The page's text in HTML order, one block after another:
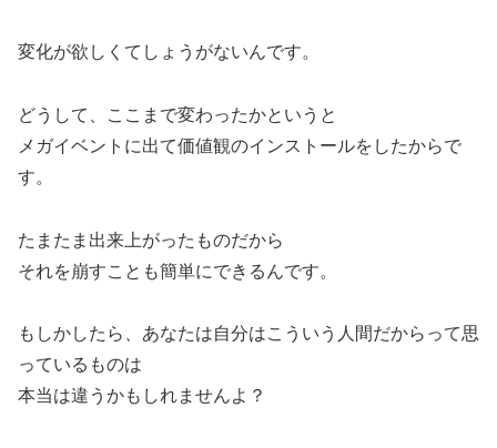
変化が欲しくてしょうがないんです。
どうして、ここまで変わったかというと
メガイベントに出て価値観のインストールをしたからで
す。
たまたま出来上がったものだから
それを崩すことも簡単にできるんです。
もしかしたら、あなたは自分はこういう人間だからって思
っているものは
本当は違うかもしれませんよ？